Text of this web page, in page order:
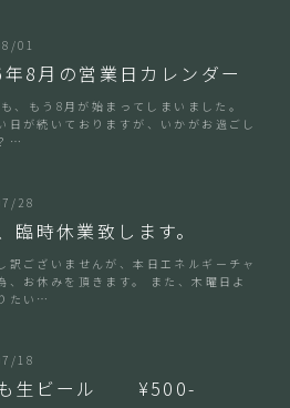
01
8月の営業日カレンダー
、もう8月が始まってしまいました。
日が続いておりますが、いかがお過ごし
…
28
臨時休業致します。
訳ございませんが、本日エネルギーチャ
、お休みを頂きます。 また、木曜日よ
たい…
18
生ビール ¥500-